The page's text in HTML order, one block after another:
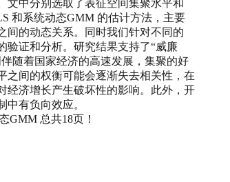
文中分别选取了表征空间集聚水平和
和系统动态GMM 的估计方法，主要
间的动态关系。同时我们针对不同的
验证和分析。研究结果支持了“威廉
伴随着国家经济的高速发展，集聚的好
之间的权衡可能会逐渐失去相关性，在
经济增长产生破坏性的影响。此外，开
中有负向效应。
GMM 总共18页！